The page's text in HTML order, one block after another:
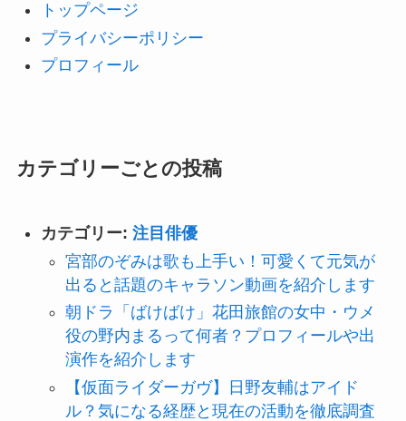
トップページ
プライバシーポリシー
プロフィール
カテゴリーごとの投稿
カテゴリー: 注目俳優
宮部のぞみは歌も上手い！可愛くて元気が
出ると話題のキャラソン動画を紹介します
朝ドラ「ばけばけ」花田旅館の女中・ウメ
役の野内まるって何者？プロフィールや出
演作を紹介します
【仮面ライダーガヴ】日野友輔はアイド
ル？気になる経歴と現在の活動を徹底調査